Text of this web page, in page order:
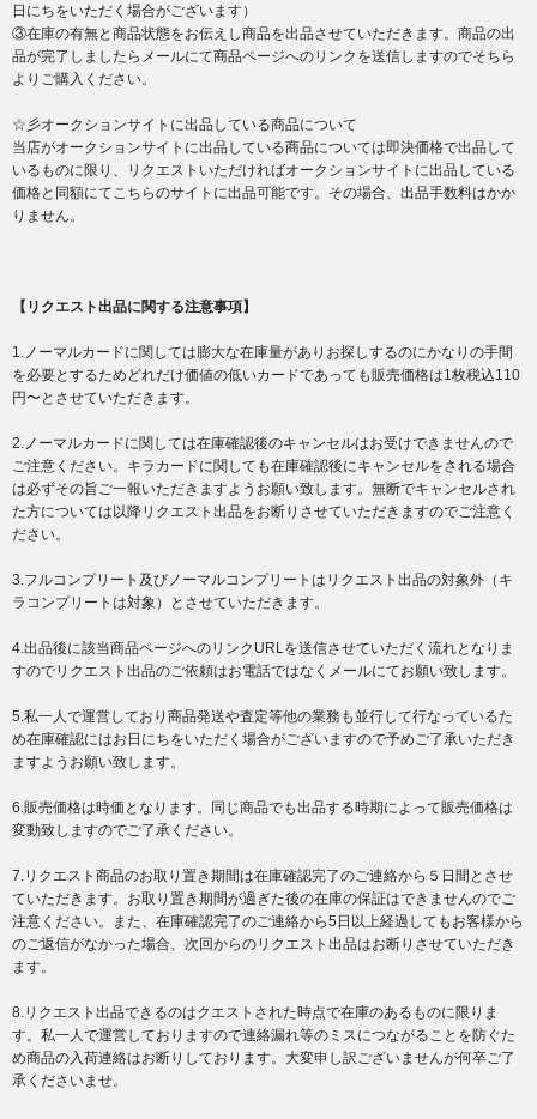
日にちをいただく場合がございます）
③在庫の有無と商品状態をお伝えし商品を出品させていただきます。商品の出
品が完了しましたらメールにて商品ページへのリンクを送信しますのでそちら
よりご購入ください。
☆彡オークションサイトに出品している商品について
当店がオークションサイトに出品している商品については即決価格で出品して
いるものに限り、リクエストいただければオークションサイトに出品している
価格と同額にてこちらのサイトに出品可能です。その場合、出品手数料はかか
りません。
【リクエスト出品に関する注意事項】
1.ノーマルカードに関しては膨大な在庫量がありお探しするのにかなりの手間
を必要とするためどれだけ価値の低いカードであっても販売価格は1枚税込110
円〜とさせていただきます。
2.ノーマルカードに関しては在庫確認後のキャンセルはお受けできませんので
ご注意ください。キラカードに関しても在庫確認後にキャンセルをされる場合
は必ずその旨ご一報いただきますようお願い致します。無断でキャンセルされ
た方については以降リクエスト出品をお断りさせていただきますのでご注意く
ださい。
3.フルコンプリート及びノーマルコンプリートはリクエスト出品の対象外（キ
ラコンプリートは対象）とさせていただきます。
4.出品後に該当商品ページへのリンクURLを送信させていただく流れとなりま
すのでリクエスト出品のご依頼はお電話ではなくメールにてお願い致します。
5.私一人で運営しており商品発送や査定等他の業務も並行して行なっているた
め在庫確認にはお日にちをいただく場合がございますので予めご了承いただき
ますようお願い致します。
6.販売価格は時価となります。同じ商品でも出品する時期によって販売価格は
変動致しますのでご了承ください。
7.リクエスト商品のお取り置き期間は在庫確認完了のご連絡から５日間とさせ
ていただきます。お取り置き期間が過ぎた後の在庫の保証はできませんのでご
注意ください。また、在庫確認完了のご連絡から5日以上経過してもお客様から
のご返信がなかった場合、次回からのリクエスト出品はお断りさせていただき
ます。
8.リクエスト出品できるのはクエストされた時点で在庫のあるものに限りま
す。私一人で運営しておりますので連絡漏れ等のミスにつながることを防ぐた
め商品の入荷連絡はお断りしております。大変申し訳ございませんが何卒ご了
承くださいませ。